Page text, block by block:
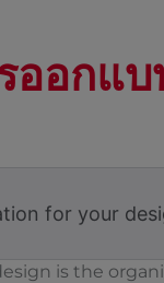
ออกแบ
for your
is the